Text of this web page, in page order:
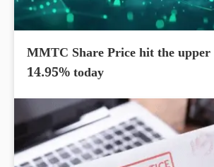
MMTC Share Price hit the
14.95% today